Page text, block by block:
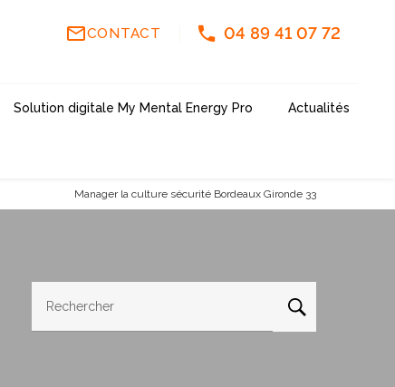
mail_outlineCONTACT 04 89 41 07 72
Solution digitale My Mental Energy Pro Actualités
Manager la culture sécurité Bordeaux Gironde 33
Rechercher